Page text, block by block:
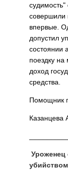
судимость"
совершили
впервые.
допустил
состоянии
поездку
доход
средства.
Помощник
Казанцева
Уроженец
убийством